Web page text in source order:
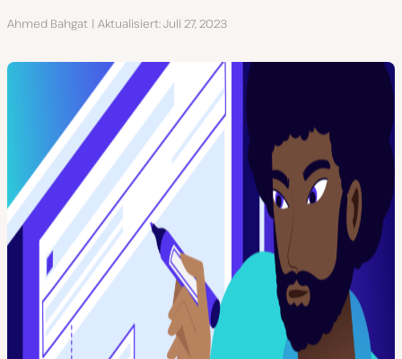
Autor
Ahmed Bahgat Aktualisiert Juli 27, 2023